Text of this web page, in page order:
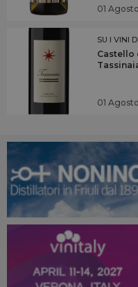
01
SU I VINI
Castello
01